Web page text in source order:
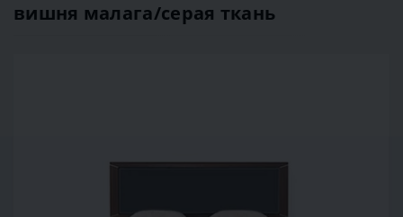
вишня малага/серая ткань